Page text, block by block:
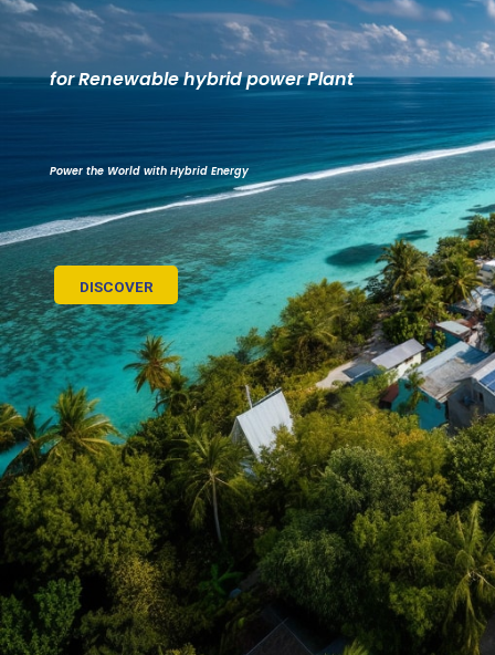
for Renewable hybrid power Plant
Power the World with Hybrid Energy
DISCOVER